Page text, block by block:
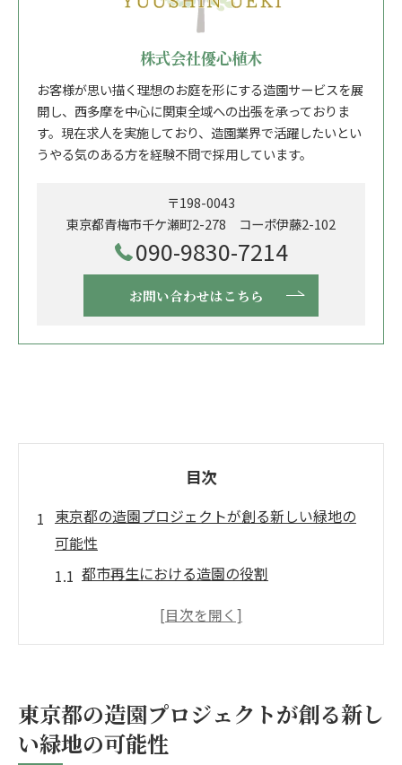
株式会社優心植木
お客様が思い描く理想のお庭を形にする造園サービスを展
開し、西多摩を中心に関東全域への出張を承っておりま
す。現在求人を実施しており、造園業界で活躍したいとい
うやる気のある方を経験不問で採用しています。
〒198-0043
東京都青梅市千ケ瀬町2-278 コーポ伊藤2-102
090-9830-7214
お問い合わせはこちら
目次
東京都の造園プロジェクトが創る新しい緑地の
可能性
都市再生における造園の役割
造園プロジェクトで実現する持続可能な緑
造園を通じたコミュニティ形成の重要性
未来に続く緑地の価値を考える
東京都の造園プロジェクトが創る新し
い緑地の可能性